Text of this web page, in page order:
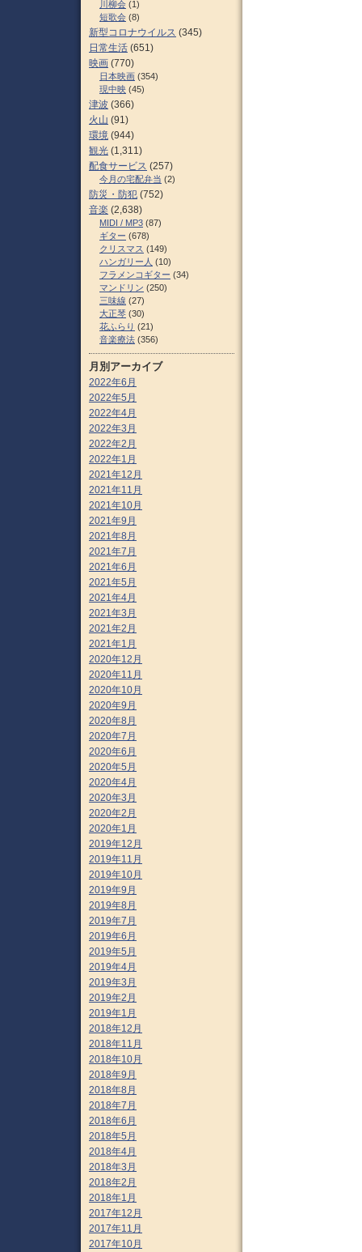
川柳会 (1)
短歌会 (8)
新型コロナウイルス (345)
日常生活 (651)
映画 (770)
日本映画 (354)
現中映 (45)
津波 (366)
火山 (91)
環境 (944)
観光 (1,311)
配食サービス (257)
今月の宅配弁当 (2)
防災・防犯 (752)
音楽 (2,638)
MIDI / MP3 (87)
ギター (678)
クリスマス (149)
ハンガリー人 (10)
フラメンコギター (34)
マンドリン (250)
三味線 (27)
大正琴 (30)
花ふらり (21)
音楽療法 (356)
月別アーカイブ
2022年6月
2022年5月
2022年4月
2022年3月
2022年2月
2022年1月
2021年12月
2021年11月
2021年10月
2021年9月
2021年8月
2021年7月
2021年6月
2021年5月
2021年4月
2021年3月
2021年2月
2021年1月
2020年12月
2020年11月
2020年10月
2020年9月
2020年8月
2020年7月
2020年6月
2020年5月
2020年4月
2020年3月
2020年2月
2020年1月
2019年12月
2019年11月
2019年10月
2019年9月
2019年8月
2019年7月
2019年6月
2019年5月
2019年4月
2019年3月
2019年2月
2019年1月
2018年12月
2018年11月
2018年10月
2018年9月
2018年8月
2018年7月
2018年6月
2018年5月
2018年4月
2018年3月
2018年2月
2018年1月
2017年12月
2017年11月
2017年10月